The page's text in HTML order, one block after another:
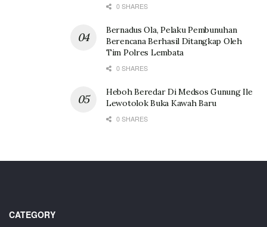
0 SHARES
Bernadus Ola, Pelaku Pembunuhan
Berencana Berhasil Ditangkap Oleh
Tim Polres Lembata
0 SHARES
Heboh Beredar Di Medsos Gunung Ile
Lewotolok Buka Kawah Baru
0 SHARES
CATEGORY